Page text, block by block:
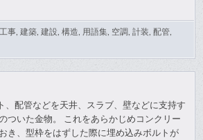
工事 ,建築 ,建設 ,構造 用語集 空調 ,計装 ,配管
配管などを天井、スラブ、壁などに支持す
ついた金物。 これをあらかじめコンクリー
き、型枠をはずした際に埋め込みボルトが